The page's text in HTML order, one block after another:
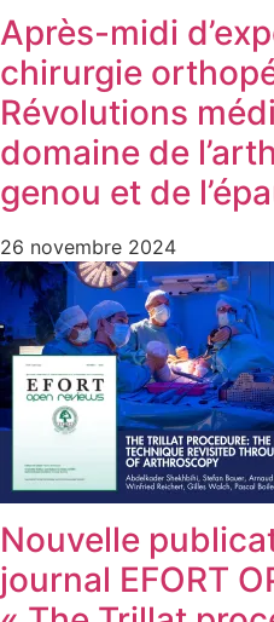
Après-midi
chirurgie
Révolutions
domaine de
genou et de
26 novembre 2024
Nouvelle
journal EFORT